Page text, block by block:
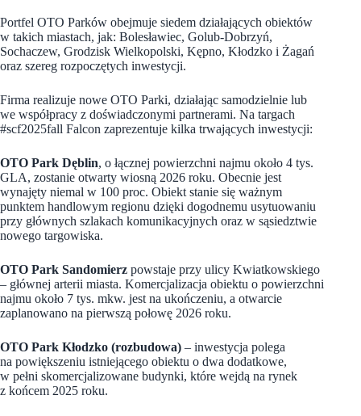
Portfel OTO Parków obejmuje siedem działających obiektów
w takich miastach, jak: Bolesławiec, Golub-Dobrzyń,
Sochaczew, Grodzisk Wielkopolski, Kępno, Kłodzko i Żagań
oraz szereg rozpoczętych inwestycji.
Firma realizuje nowe OTO Parki, działając samodzielnie lub
we współpracy z doświadczonymi partnerami. Na targach
#scf2025fall Falcon zaprezentuje kilka trwających inwestycji:
OTO Park Dęblin, o łącznej powierzchni najmu około 4 tys.
GLA, zostanie otwarty wiosną 2026 roku. Obecnie jest
wynajęty niemal w 100 proc. Obiekt stanie się ważnym
punktem handlowym regionu dzięki dogodnemu usytuowaniu
przy głównych szlakach komunikacyjnych oraz w sąsiedztwie
nowego targowiska.
OTO Park Sandomierz powstaje przy ulicy Kwiatkowskiego
– głównej arterii miasta. Komercjalizacja obiektu o powierzchni
najmu około 7 tys. mkw. jest na ukończeniu, a otwarcie
zaplanowano na pierwszą połowę 2026 roku.
OTO Park Kłodzko (rozbudowa) – inwestycja polega
na powiększeniu istniejącego obiektu o dwa dodatkowe,
w pełni skomercjalizowane budynki, które wejdą na rynek
z końcem 2025 roku.